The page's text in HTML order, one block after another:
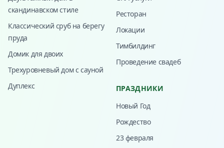
скандинавском стиле
Классический сруб на берегу
пруда
Домик для двоих
Трехуровневый дом с сауной
Дуплекс
Ресторан
Локации
Тимбилдинг
Проведение свадеб
ПРАЗДНИКИ
Новый Год
Рождество
23 февраля